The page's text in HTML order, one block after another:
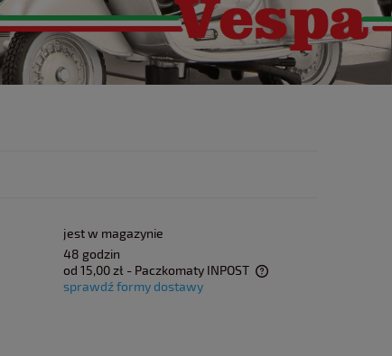
jest w magazynie
48 godzin
od 15,00 zł - Paczkomaty INPOST
sprawdź formy dostawy